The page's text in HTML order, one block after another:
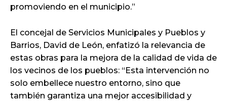
promoviendo en el municipio.”
El concejal de Servicios Municipales y Pueblos y
Barrios, David de León, enfatizó la relevancia de
estas obras para la mejora de la calidad de vida de
los vecinos de los pueblos: “Esta intervención no
solo embellece nuestro entorno, sino que
también garantiza una mejor accesibilidad y